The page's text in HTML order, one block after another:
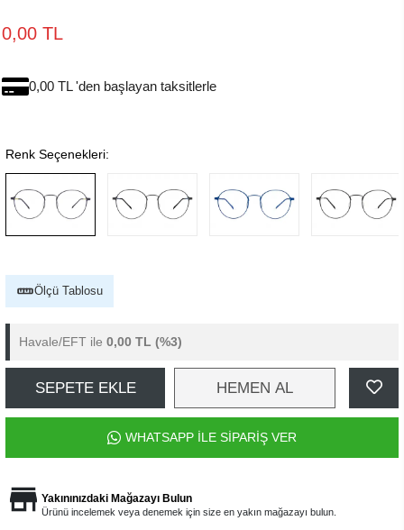
0,00 TL
0,00 TL 'den başlayan taksitlerle
Renk Seçenekleri:
Ölçü Tablosu
Havale/EFT ile 0,00 TL (%3)
SEPETE EKLE HEMEN AL
WHATSAPP İLE SİPARİŞ VER
Yakınınızdaki Mağazayı Bulun
Ürünü incelemek veya denemek için size en yakın mağazayı bulun.